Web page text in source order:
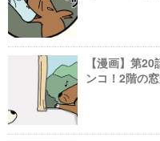
【漫画】第
ンコ！2階の